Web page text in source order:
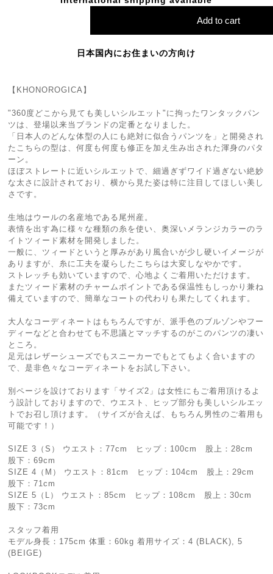
Add to cart
日本国内にお住まいの方向け
【KHONOROGICA】
"360度どこから見ても美しいシルエット"に拘ったワンタックパン
ツは、登場以来当ブランドの定番となりました。
「日本人のどんな体型の人にも絶対に似合うパンツを」と開発され
たこちらの型は、何度も何度も修正を加え生み出された渾身のパタ
ーン。
ほぼストレートに近いシルエットで、細過ぎずワイド過ぎない絶妙
な太さに設計されており、横から見た姿は特に注目してほしい美し
さです。
生地はウールの名産地である尾州産。
表情を出す為に様々な種類の糸を使い、奥深いメランジカラーのラ
イトツィード素材を開発しました。
一般に、ツィードというと厚みがあり風合いが少し硬いイメージが
ありますが、糸に工夫を凝らしたこちらは大変しなやかです。
ストレッチも効いていますので、心地よくご着用いただけます。
またツィード素材のチャームポイントである保温性もしっかり兼ね
備えていますので、簡単なコートの代わりも果たしてくれます。
大人なコーディネートはもちろんですが、派手色のブルゾンやフー
ディーなどと合わせても不思議とマッチするのがこのパンツの凄い
ところ。
足元はレザーシューズでもスニーカーでもとてもよく合いますの
で、是非色々なコーディネートをお試し下さい。
別ページを設けております「サイズ2」は女性にもご着用頂けるよ
う設計しておりますので、ウエスト、ヒップ部分も美しいシルエッ
トでお召し頂けます。（サイズが合えば、もちろん男性のご着用も
可能です！）
SIZE 3（S） ウエスト：77cm ヒップ：100cm 股上：28cm
股下：69cm
SIZE 4（M） ウエスト：81cm ヒップ：104cm 股上：29cm
股下：71cm
SIZE 5（L） ウエスト：85cm ヒップ：108cm 股上：30cm
股下：73cm
スタッフ着用
モデル身長：175cm 体重：60kg 着用サイズ：4 (BLACK), 5
(BEIGE)